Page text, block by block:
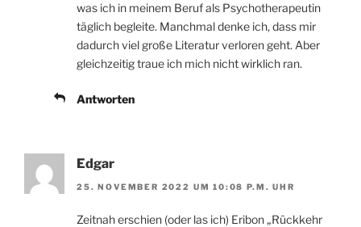
was ich in meinem Beruf als Psychotherapeutin
täglich begleite. Manchmal denke ich, dass mir
dadurch viel große Literatur verloren geht. Aber
gleichzeitig traue ich mich nicht wirklich ran.
Antworten
Edgar
25. NOVEMBER 2022 UM 10:08 P.M. UHR
Zeitnah erschien (oder las ich) Eribon „Rückkehr